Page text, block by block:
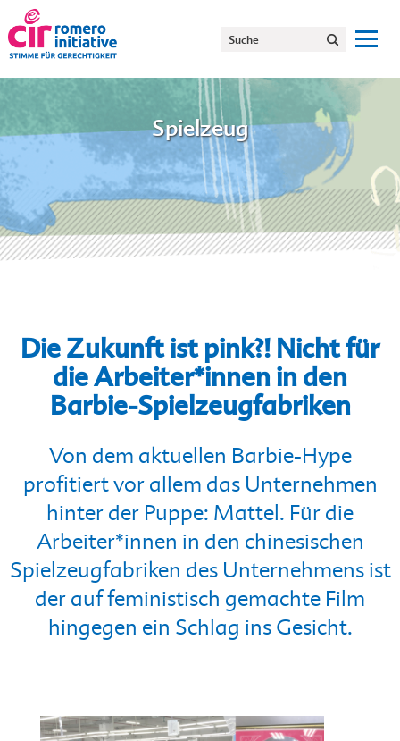
Spielzeug
Die Zukunft ist pink?! Nicht für
die Arbeiter*innen in den
Barbie-Spielzeugfabriken
Von dem aktuellen Barbie-Hype
profitiert vor allem das Unternehmen
hinter der Puppe: Mattel. Für die
Arbeiter*innen in den chinesischen
Spielzeugfabriken des Unternehmens ist
der auf feministisch gemachte Film
hingegen ein Schlag ins Gesicht.